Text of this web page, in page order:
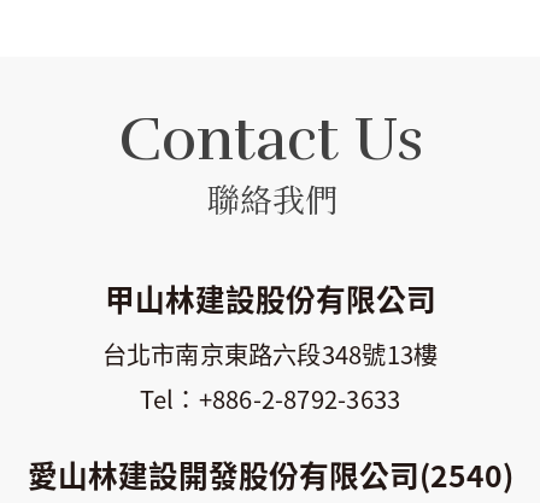
Contact Us
聯絡我們
甲山林建設股份有限公司
台北市南京東路六段348號13樓
+886-2-8792-3633
愛山林建設開發股份有限公司(2540)